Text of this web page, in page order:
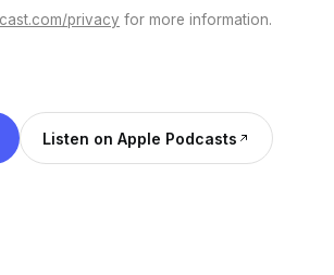
privacy for more information.
Listen on Apple Podcasts